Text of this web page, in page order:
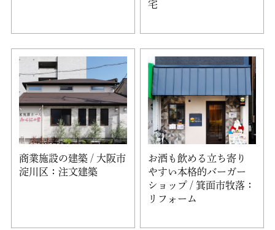
宅
商業施設の建築 / 大阪市
淀川区：注文建築
お酒も飲める立ち寄り
やすい本格的バーガー
ショップ / 箕面市牧落：
リフォーム